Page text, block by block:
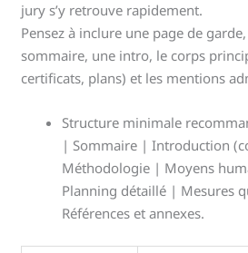
jury s’y retrouve rapidement.
Pensez à inclure une page de
sommaire, une intro, le corps
certificats, plans) et les mentions
Structure minimale
| Sommaire | Introduction
Méthodologie | Moyens
Planning détaillé | Mesures
Références et annexes.